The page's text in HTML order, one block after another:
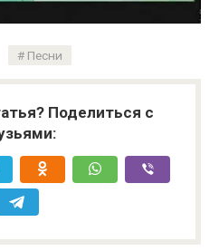
Песни
Поделиться с